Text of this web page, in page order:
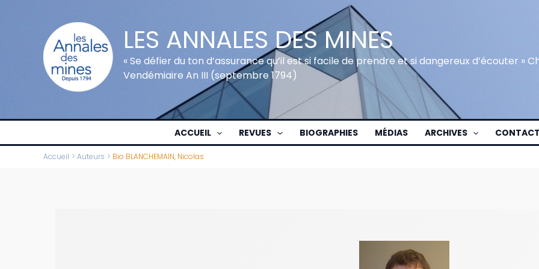
LES ANNALES DES MINES
« Se défier du ton d’assurance qu’il est si facile de prendre et si dangereux d’écouter »
Vendémiaire An III (septembre 1794)
ACCUEIL REVUES BIOGRAPHIES MÉDIAS ARCHIVES CONTACT
Accueil Auteurs Bio BLANCHEMAIN, Nicolas